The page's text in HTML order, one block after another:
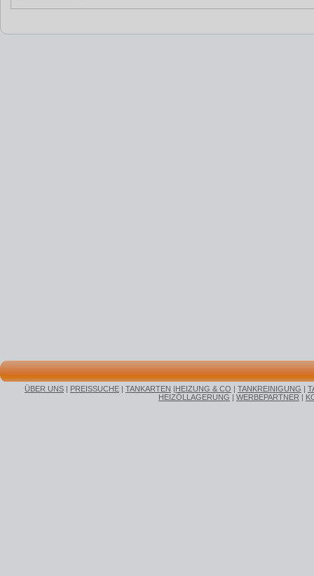
ÜBER UNS | PREISSUCHE | TANKARTEN |HEIZUNG & CO | TANKREINIGUNG |
HEIZÖLLAGERUNG | WERBEPARTNER |